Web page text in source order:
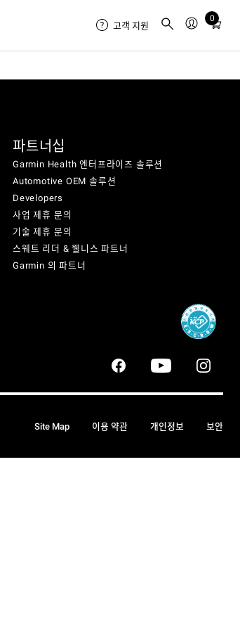
고객 지원
0
Total
cart:
파트너십
Garmin Health 엔터프라이즈 솔루션
Automotive OEM 솔루션
Developers
사업 제휴 문의
기술 제휴 문의
스웨트 리더 & 웰니스 파트너
Garmin 의 파트너
Site Map 이용 약관 개인정보 보안